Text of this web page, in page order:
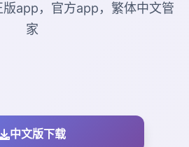
app，官方app，繁体中文管
家
中文版下载